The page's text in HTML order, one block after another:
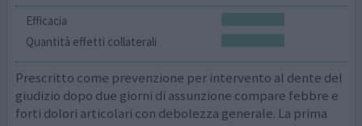
Efficacia
Quantità effetti collaterali
Prescritto come prevenzione per intervento al dente del
giudizio dopo due giorni di assunzione compare febbre e
forti dolori articolari con debolezza generale. La prima